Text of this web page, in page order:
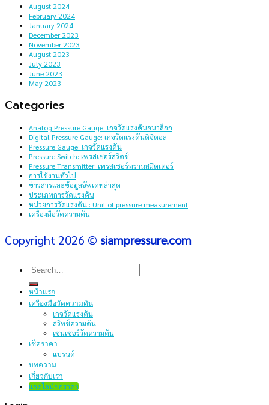
August 2024
February 2024
January 2024
December 2023
November 2023
August 2023
July 2023
June 2023
May 2023
Categories
Analog Pressure Gauge: เกจวัดแรงดันอนาล็อก
Digital Pressure Gauge: เกจวัดแรงดันดิจิตอล
Pressure Gauge: เกจวัดแรงดัน
Pressure Switch: เพรสเชอร์สวิตช์
Pressure Transmitter: เพรสเชอร์ทรานสมิตเตอร์
การใช้งานทั่วไป
ข่าวสารและข้อมูลอัพเดทล่าสุด
ประเภทการวัดแรงดัน
หน่วยการวัดแรงดัน : Unit of pressure measurement
เครื่องมือวัดความดัน
Copyright 2026 © siampressure.com
Search
for:
หน้าแรก
เครื่องมือวัดความดัน
เกจวัดแรงดัน
สวิทช์ความดัน
เซนเซอร์วัดความดัน
เช็คราคา
แบรนด์
บทความ
เกี่ยวกับเรา
แอดไลน์ขอราคา